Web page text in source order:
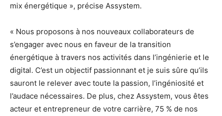
mix énergétique », précise Assystem.
« Nous proposons à nos nouveaux collaborateurs de
s’engager avec nous en faveur de la transition
énergétique à travers nos activités dans l’ingénierie et le
digital. C’est un objectif passionnant et je suis sûre qu’ils
sauront le relever avec toute la passion, l’ingéniosité et
l’audace nécessaires. De plus, chez Assystem, vous êtes
acteur et entrepreneur de votre carrière, 75 % de nos